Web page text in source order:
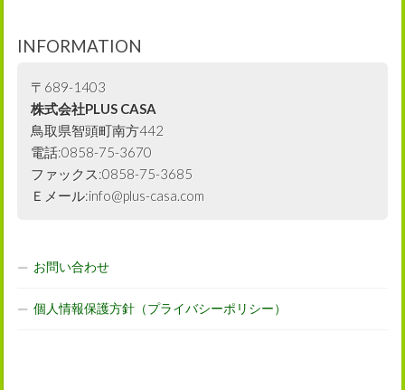
INFORMATION
〒689-1403
株式会社PLUS CASA
鳥取県智頭町南方442
電話:0858-75-3670
ファックス:0858-75-3685
Ｅメール:info@plus-casa.com
お問い合わせ
個人情報保護方針（プライバシーポリシー）